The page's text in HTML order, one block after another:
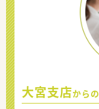
大宮支店からの